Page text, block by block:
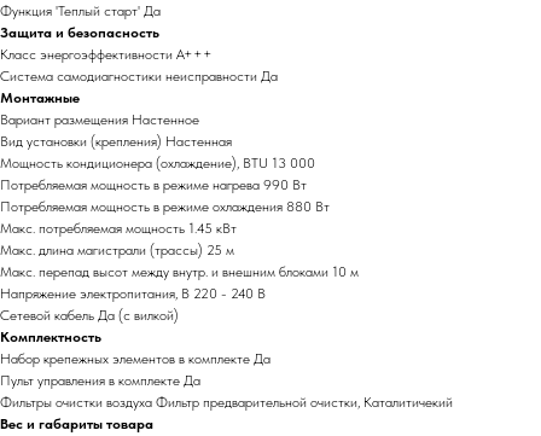
Функция 'Теплый старт' Да
Защита и безопасность
Класс энергоэффективности A+++
Система самодиагностики неисправности Да
Монтажные
Вариант размещения Настенное
Вид установки (крепления) Настенная
Мощность кондиционера (охлаждение), BTU 13 000
Потребляемая мощность в режиме нагрева 990 Вт
Потребляемая мощность в режиме охлаждения 880 Вт
Макс. потребляемая мощность 1.45 кВт
Макс. длина магистрали (трассы) 25 м
Макс. перепад высот между внутр. и внешним блоками 10 м
Напряжение электропитания, В 220 - 240 В
Сетевой кабель Да (с вилкой)
Комплектность
Набор крепежных элементов в комплекте Да
Пульт управления в комплекте Да
Фильтры очистки воздуха Фильтр предварительной очистки, Каталитичекий
Вес и габариты товара